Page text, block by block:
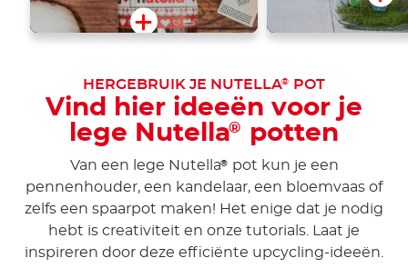
HERGEBRUIK JE NUTELLA® POT
Vind hier ideeën voor je
lege Nutella® potten
Van een lege Nutella®
pot kun je een
pennenhouder, een kandelaar, een bloemvaas of
zelfs een spaarpot maken! Het enige dat je nodig
hebt is creativiteit en onze tutorials. Laat je
inspireren door deze efficiënte upcycling-ideeën.